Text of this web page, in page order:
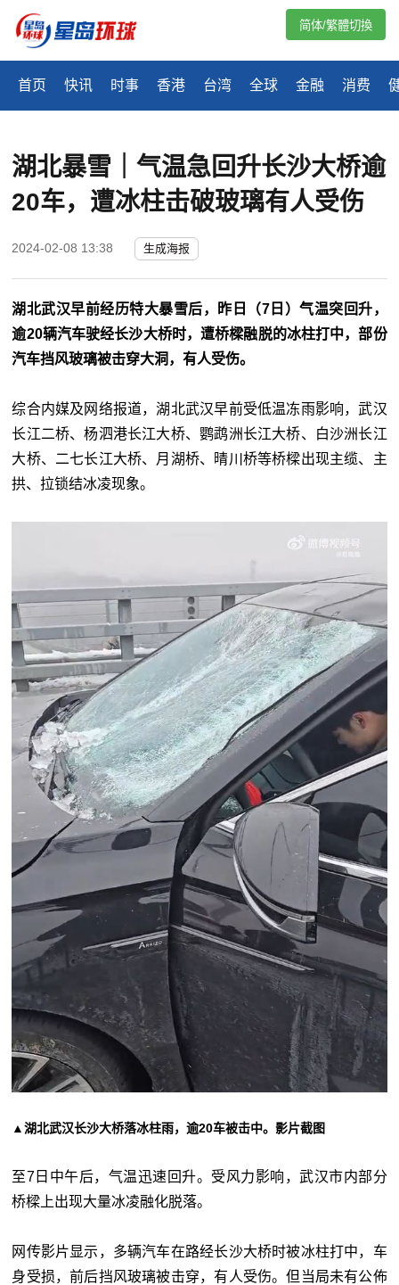
首页 快讯 时事 香港 台湾 全球 金融 消费
简体/繁體切換
湖北暴雪｜气温急回升长沙大桥逾
20车，遭冰柱击破玻璃有人受伤
2024-02-08 13:38 生成海报
湖北武汉早前经历特大暴雪后，昨日（7日）气温突回升，
逾20辆汽车驶经长沙大桥时，遭桥樑融脱的冰柱打中，部份
汽车挡风玻璃被击穿大洞，有人受伤。
综合内媒及网络报道，湖北武汉早前受低温冻雨影响，武汉
长江二桥、杨泗港长江大桥、鹦鹉洲长江大桥、白沙洲长江
大桥、二七长江大桥、月湖桥、晴川桥等桥樑出现主缆、主
拱、拉锁结冰凌现象。
▲湖北武汉长沙大桥落冰柱雨，逾20车被击中。影片截图
至7日中午后，气温迅速回升。受风力影响，武汉市内部分
桥樑上出现大量冰凌融化脱落。
网传影片显示，多辆汽车在路经长沙大桥时被冰柱打中，车
身受损，前后挡风玻璃被击穿，有人受伤。但当局未有公佈